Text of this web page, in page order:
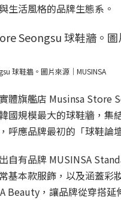
生活風格的品牌生態系。
球鞋牆。圖片來源｜MUSINSA
體旗艦店 Musinsa Store
國規模最大的球鞋牆，集
呼應品牌最初的「球鞋論
自有品牌 MUSINSA
基本款服飾，以及涵蓋彩
Beauty，讓品牌從穿搭延